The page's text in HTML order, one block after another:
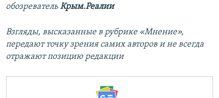
обозреватель Крым.Реалии
Взгляды, высказанные в рубрике «Мнение»,
передают точку зрения самих авторов и не всегда
отражают позицию редакции